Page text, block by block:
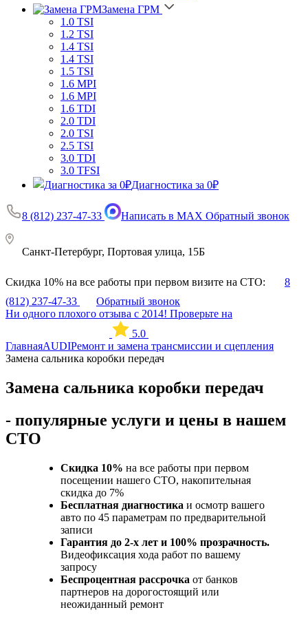
Замена ГРМ
1.0 TSI
1.2 TSI
1.4 TSI
1.4 TSI
1.5 TSI
1.6 MPI
1.6 MPI
1.6 TDI
2.0 TDI
2.0 TSI
2.5 TSI
3.0 TDI
3.0 TFSI
Диагностика за 0₽
8 (812) 237-47-33 Написать в MAX Обратный звонок
Санкт-Петербург, Портовая улица, 15Б
Скидка 10% на все работы при первом визите на СТО:
8
(812) 237-47-33
Обратный звонок
Ни одного плохого отзыва с 2014! Проверьте на
5.0
ГлавнаяAUDIРемонт и замена трансмиссии и сцепления
Замена сальника коробки передач
Замена сальника коробки передач
- популярные услуги и цены в нашем
СТО
Скидка 10% на все работы при первом
посещении нашего СТО, накопительная
скидка до 7%
Бесплатная диагностика и осмотр вашего
авто по 45 параметрам по предварительной
записи
Гарантия до 2-х лет и 100% прозрачность.
Видеофиксация хода работ по вашему
запросу
Беспроцентная рассрочка от банков
партнеров на дорогостоящий или
неожиданный ремонт